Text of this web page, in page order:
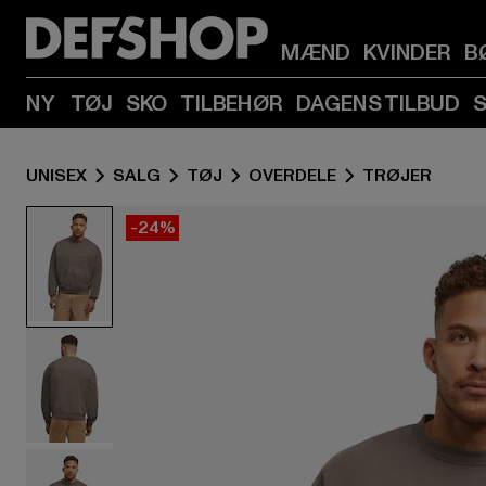
MÆND KVINDER
NY TØJ SKO TILBEHØR DAGENS TILBUD
UNISEX SALG TØJ OVERDELE TRØJER
-24%